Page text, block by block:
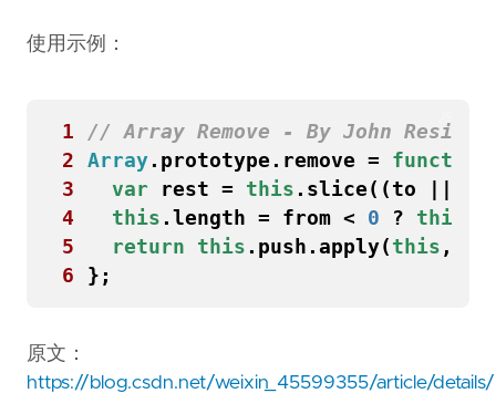
使用示例：
1
2
Array . prototype . remove = function
3
var rest = this . slice (( to
4
this . length = from < 0 ? this
5
return this . push . apply( this ,
6
};
原文：
https://blog.csdn.net/weixin_45599355/article/